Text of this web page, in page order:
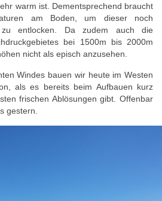
warm ist. Dementsprechend braucht
am Boden, um dieser noch
zu entlocken. Da zudem auch die
bei 1500m bis 2000m
nicht als episch anzusehen.
Windes bauen wir heute im Westen
als es bereits beim Aufbauen kurz
frischen Ablösungen gibt. Offenbar
gestern.